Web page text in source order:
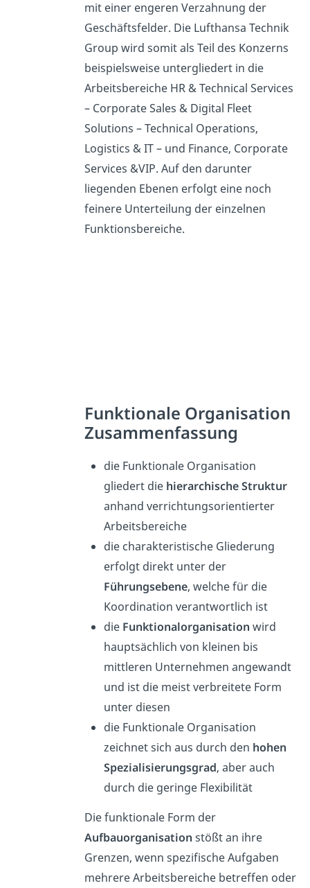
mit einer engeren Verzahnung der
Geschäftsfelder. Die Lufthansa Technik
Group wird somit als Teil des Konzerns
beispielsweise untergliedert in die
Arbeitsbereiche HR & Technical Services
– Corporate Sales & Digital Fleet
Solutions – Technical Operations,
Logistics & IT – und Finance, Corporate
Services &VIP. Auf den darunter
liegenden Ebenen erfolgt eine noch
feinere Unterteilung der einzelnen
Funktionsbereiche.
Funktionale Organisation
Zusammenfassung
die Funktionale Organisation
gliedert die hierarchische Struktur
anhand verrichtungsorientierter
Arbeitsbereiche
die charakteristische Gliederung
erfolgt direkt unter der
Führungsebene, welche für die
Koordination verantwortlich ist
die Funktionalorganisation wird
hauptsächlich von kleinen bis
mittleren Unternehmen angewandt
und ist die meist verbreitete Form
unter diesen
die Funktionale Organisation
zeichnet sich aus durch den hohen
Spezialisierungsgrad, aber auch
durch die geringe Flexibilität
Die funktionale Form der
Aufbauorganisation stößt an ihre
Grenzen, wenn spezifische Aufgaben
mehrere Arbeitsbereiche betreffen oder